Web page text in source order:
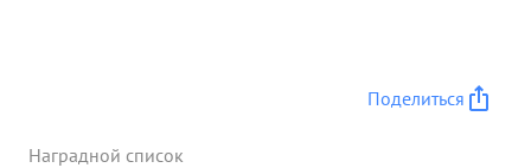
Поделиться
Наградной список